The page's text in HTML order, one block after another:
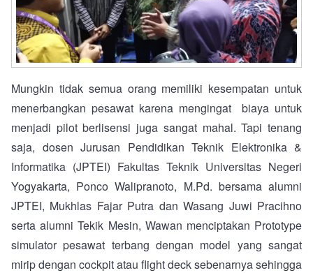
Mungkin tidak semua orang memiliki kesempatan untuk
menerbangkan pesawat karena mengingat biaya untuk
menjadi pilot berlisensi juga sangat mahal. Tapi tenang
saja, dosen Jurusan Pendidikan Teknik Elektronika &
Informatika (JPTEI) Fakultas Teknik Universitas Negeri
Yogyakarta, Ponco Walipranoto, M.Pd. bersama alumni
JPTEI, Mukhlas Fajar Putra dan Wasang Juwi Pracihno
serta alumni Tekik Mesin, Wawan menciptakan Prototype
simulator pesawat terbang dengan model yang sangat
mirip dengan cockpit atau flight deck sebenarnya sehingga